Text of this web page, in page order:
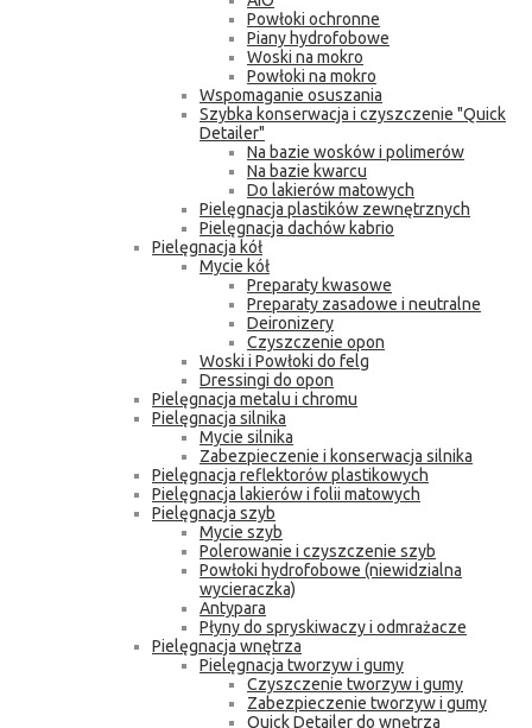
Powłoki ochronne
Piany hydrofobowe
Woski na mokro
Powłoki na mokro
Wspomaganie osuszania
Szybka konserwacja i czyszczenie "Quick
Detailer"
Na bazie wosków i polimerów
Na bazie kwarcu
Do lakierów matowych
Pielęgnacja plastików zewnętrznych
Pielęgnacja dachów kabrio
Pielęgnacja kół
Mycie kół
Preparaty kwasowe
Preparaty zasadowe i neutralne
Deironizery
Czyszczenie opon
Woski i Powłoki do felg
Dressingi do opon
Pielęgnacja metalu i chromu
Pielęgnacja silnika
Mycie silnika
Zabezpieczenie i konserwacja silnika
Pielęgnacja reflektorów plastikowych
Pielęgnacja lakierów i folii matowych
Pielęgnacja szyb
Mycie szyb
Polerowanie i czyszczenie szyb
Powłoki hydrofobowe (niewidzialna
wycieraczka)
Antypara
Płyny do spryskiwaczy i odmrażacze
Pielęgnacja wnętrza
Pielęgnacja tworzyw i gumy
Czyszczenie tworzyw i gumy
Zabezpieczenie tworzyw i gumy
Quick Detailer do wnętrza